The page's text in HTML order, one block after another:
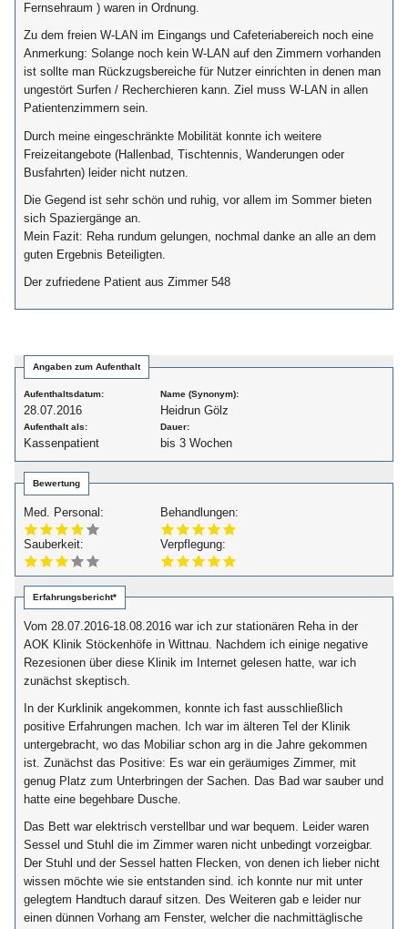
Fernsehraum ) waren in Ordnung.
Zu dem freien W-LAN im Eingangs und Cafeteriabereich noch eine
Anmerkung: Solange noch kein W-LAN auf den Zimmern vorhanden
ist sollte man Rückzugsbereiche für Nutzer einrichten in denen man
ungestört Surfen / Recherchieren kann. Ziel muss W-LAN in allen
Patientenzimmern sein.
Durch meine eingeschränkte Mobilität konnte ich weitere
Freizeitangebote (Hallenbad, Tischtennis, Wanderungen oder
Busfahrten) leider nicht nutzen.
Die Gegend ist sehr schön und ruhig, vor allem im Sommer bieten
sich Spaziergänge an.
Mein Fazit: Reha rundum gelungen, nochmal danke an alle an dem
guten Ergebnis Beteiligten.
Der zufriedene Patient aus Zimmer 548
Angaben zum Aufenthalt
Aufenthaltsdatum:
28.07.2016
Name (Synonym):
Heidrun Gölz
Aufenthalt als:
Kassenpatient
Dauer:
bis 3 Wochen
Bewertung
Med. Personal: Behandlungen:
Sauberkeit: Verpflegung:
Erfahrungsbericht*
Vom 28.07.2016-18.08.2016 war ich zur stationären Reha in der
AOK Klinik Stöckenhöfe in Wittnau. Nachdem ich einige negative
Rezesionen über diese Klinik im Internet gelesen hatte, war ich
zunächst skeptisch.
In der Kurklinik angekommen, konnte ich fast ausschließlich
positive Erfahrungen machen. Ich war im älteren Tel der Klinik
untergebracht, wo das Mobiliar schon arg in die Jahre gekommen
ist. Zunächst das Positive: Es war ein geräumiges Zimmer, mit
genug Platz zum Unterbringen der Sachen. Das Bad war sauber und
hatte eine begehbare Dusche.
Das Bett war elektrisch verstellbar und war bequem. Leider waren
Sessel und Stuhl die im Zimmer waren nicht unbedingt vorzeigbar.
Der Stuhl und der Sessel hatten Flecken, von denen ich lieber nicht
wissen möchte wie sie entstanden sind. ich konnte nur mit unter
gelegtem Handtuch darauf sitzen. Des Weiteren gab e leider nur
einen dünnen Vorhang am Fenster, welcher die nachmittäglische